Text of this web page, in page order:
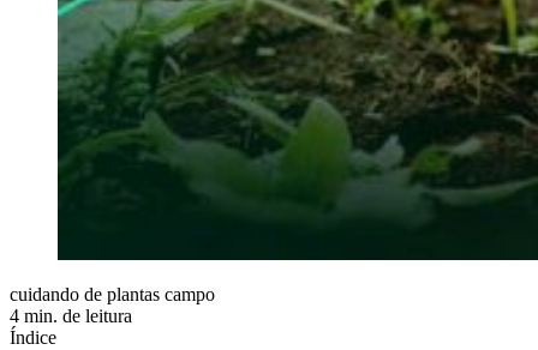
cuidando de plantas campo
4 min. de leitura
Índice